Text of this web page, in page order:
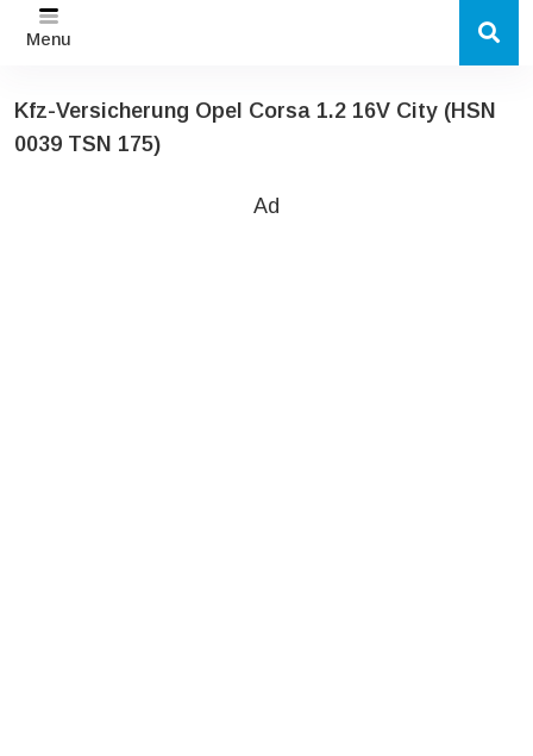
Menu
Kfz-Versicherung Opel Corsa 1.2 16V City (HSN
0039 TSN 175)
Ad